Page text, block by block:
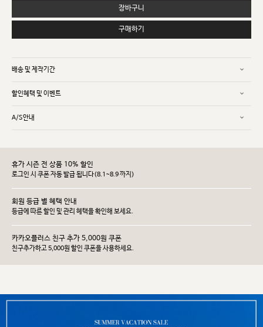
장바구니
구매하기
배송 및 제작기간
할인혜택 및 이벤트
A/S안내
휴가 시즌 전 상품 10% 할인
로그인 시 쿠폰 자동 발급 됩니다(8.1~8.9 까지)
회원 등급 별 혜택 안내
등급에 따른 할인 및 관리 헤택을 확인해 보세요.
카카오플러스 친구 추가 5,000원 쿠폰
친구추가하고 5,000원 할인 쿠폰을 사용하세요.